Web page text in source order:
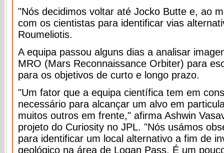
"Nós decidimos voltar até Jocko Butte e, ao
com os cientistas para identificar vias
Roumeliotis.
A equipa passou alguns dias a analisar
MRO (Mars Reconnaissance Orbiter) para
para os objetivos de curto e longo prazo.
"Um fator que a equipa científica tem em
necessário para alcançar um alvo em
muitos outros em frente," afirma Ashwin
projeto do Curiosity no JPL. "Nós usámos
para identificar um local alternativo a fim de
geológico na área de Logan Pass. É um